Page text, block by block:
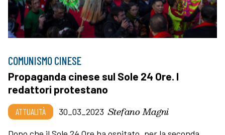
COMUNISMO CINESE
Propaganda cinese sul Sole 24 Ore. I
redattori protestano
ATTUALITÀ 30_03_2023 Stefano Magni